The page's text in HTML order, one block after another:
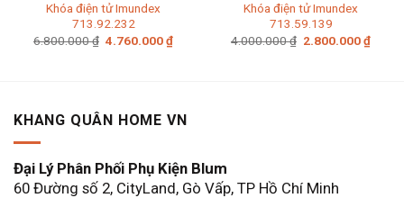
Khóa điện tử Imundex
713.92.232
6.800.000₫ Giá
4.760.000₫Giá
Khóa điện tử Imundex
713.59.139
4.000.000₫ Giá
2.800.000₫Giá
KHANG QUÂN HOME VN
Đại Lý Phân Phối Phụ Kiện Blum
60 Đường số 2, CityLand, Gò Vấp, TP Hồ Chí Minh